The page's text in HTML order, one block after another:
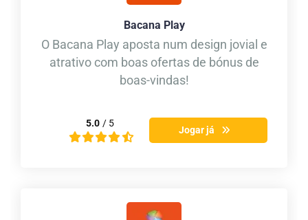
Bacana Play
O Bacana Play aposta num design jovial e
atrativo com boas ofertas de bónus de
boas-vindas!
5.0 / 5
Jogar já